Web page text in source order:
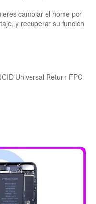
cambiar el home por
y recuperar su función
Universal Return FPC